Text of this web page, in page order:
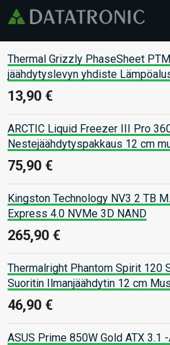
Thermal Grizzly PhaseSheet PTM
jäähdytyslevyn yhdiste
13,90 €
ARCTIC Liquid Freezer III Pro
Nestejäähdytyspakkaus 12 cm
75,90 €
Kingston Technology NV3 2 TB
Express 4.0 NVMe 3D NAND
265,90 €
Thermalright Phantom Spirit 120
Suoritin Ilmanjäähdytin 12 cm
46,90 €
ASUS Prime 850W Gold ATX 3.1